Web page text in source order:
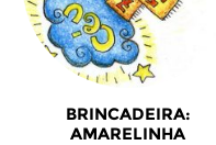
BRINCADEIRA:
AMARELINHA